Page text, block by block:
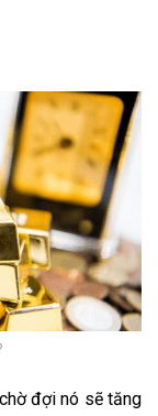
đợi nó sẽ tăng